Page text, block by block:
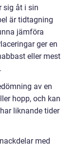
sig åt i sin
är tidtagning
jämföra
ger en
eller mest
av en
hopp, och kan
liknande tider
med